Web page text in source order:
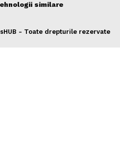
similare
- Toate drepturile rezervate